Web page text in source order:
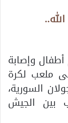
معظمهم أطفال وإصابة
ملعب لكرة
السورية،
بين الجيش